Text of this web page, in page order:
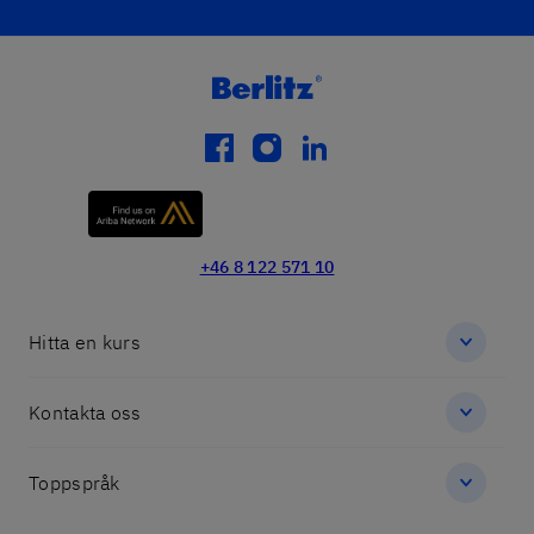
facebook
instagram
linkedin
+46 8 122 571 10
Hitta en kurs
Kontakta oss
Toppspråk